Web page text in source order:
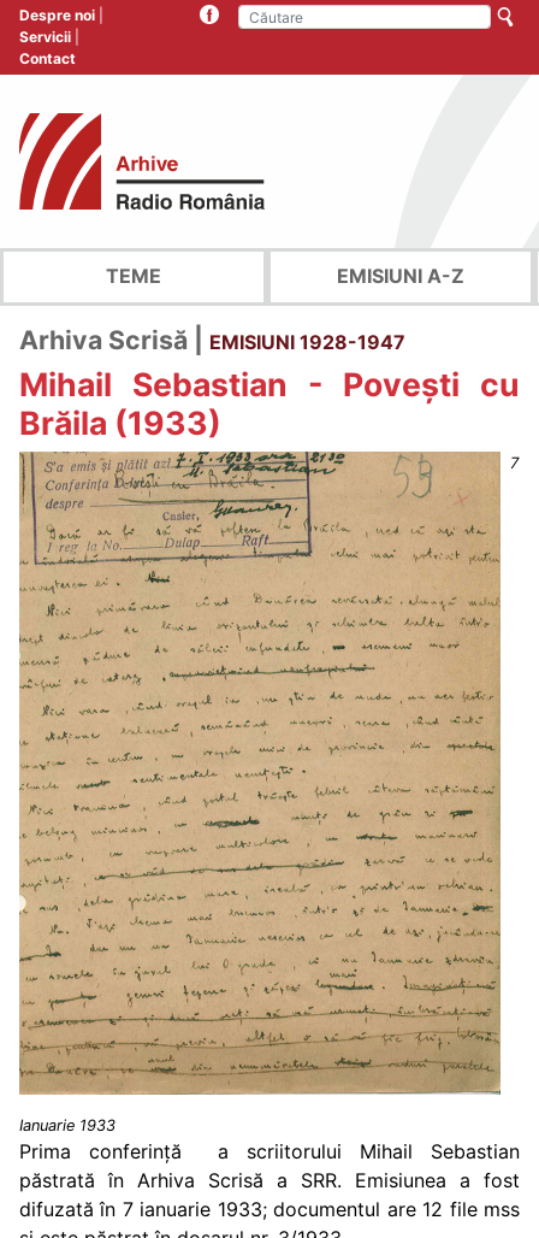
Despre noi
Servicii
Contact
TEME EMISIUNI A-Z
Arhiva Scrisă | EMISIUNI 1928-1947
Mihail Sebastian - Povești cu
Brăila (1933)
7
Ianuarie 1933
Prima conferință a scriitorului Mihail Sebastian
păstrată în Arhiva Scrisă a SRR. Emisiunea a fost
difuzată în 7 ianuarie 1933; documentul are 12 file mss